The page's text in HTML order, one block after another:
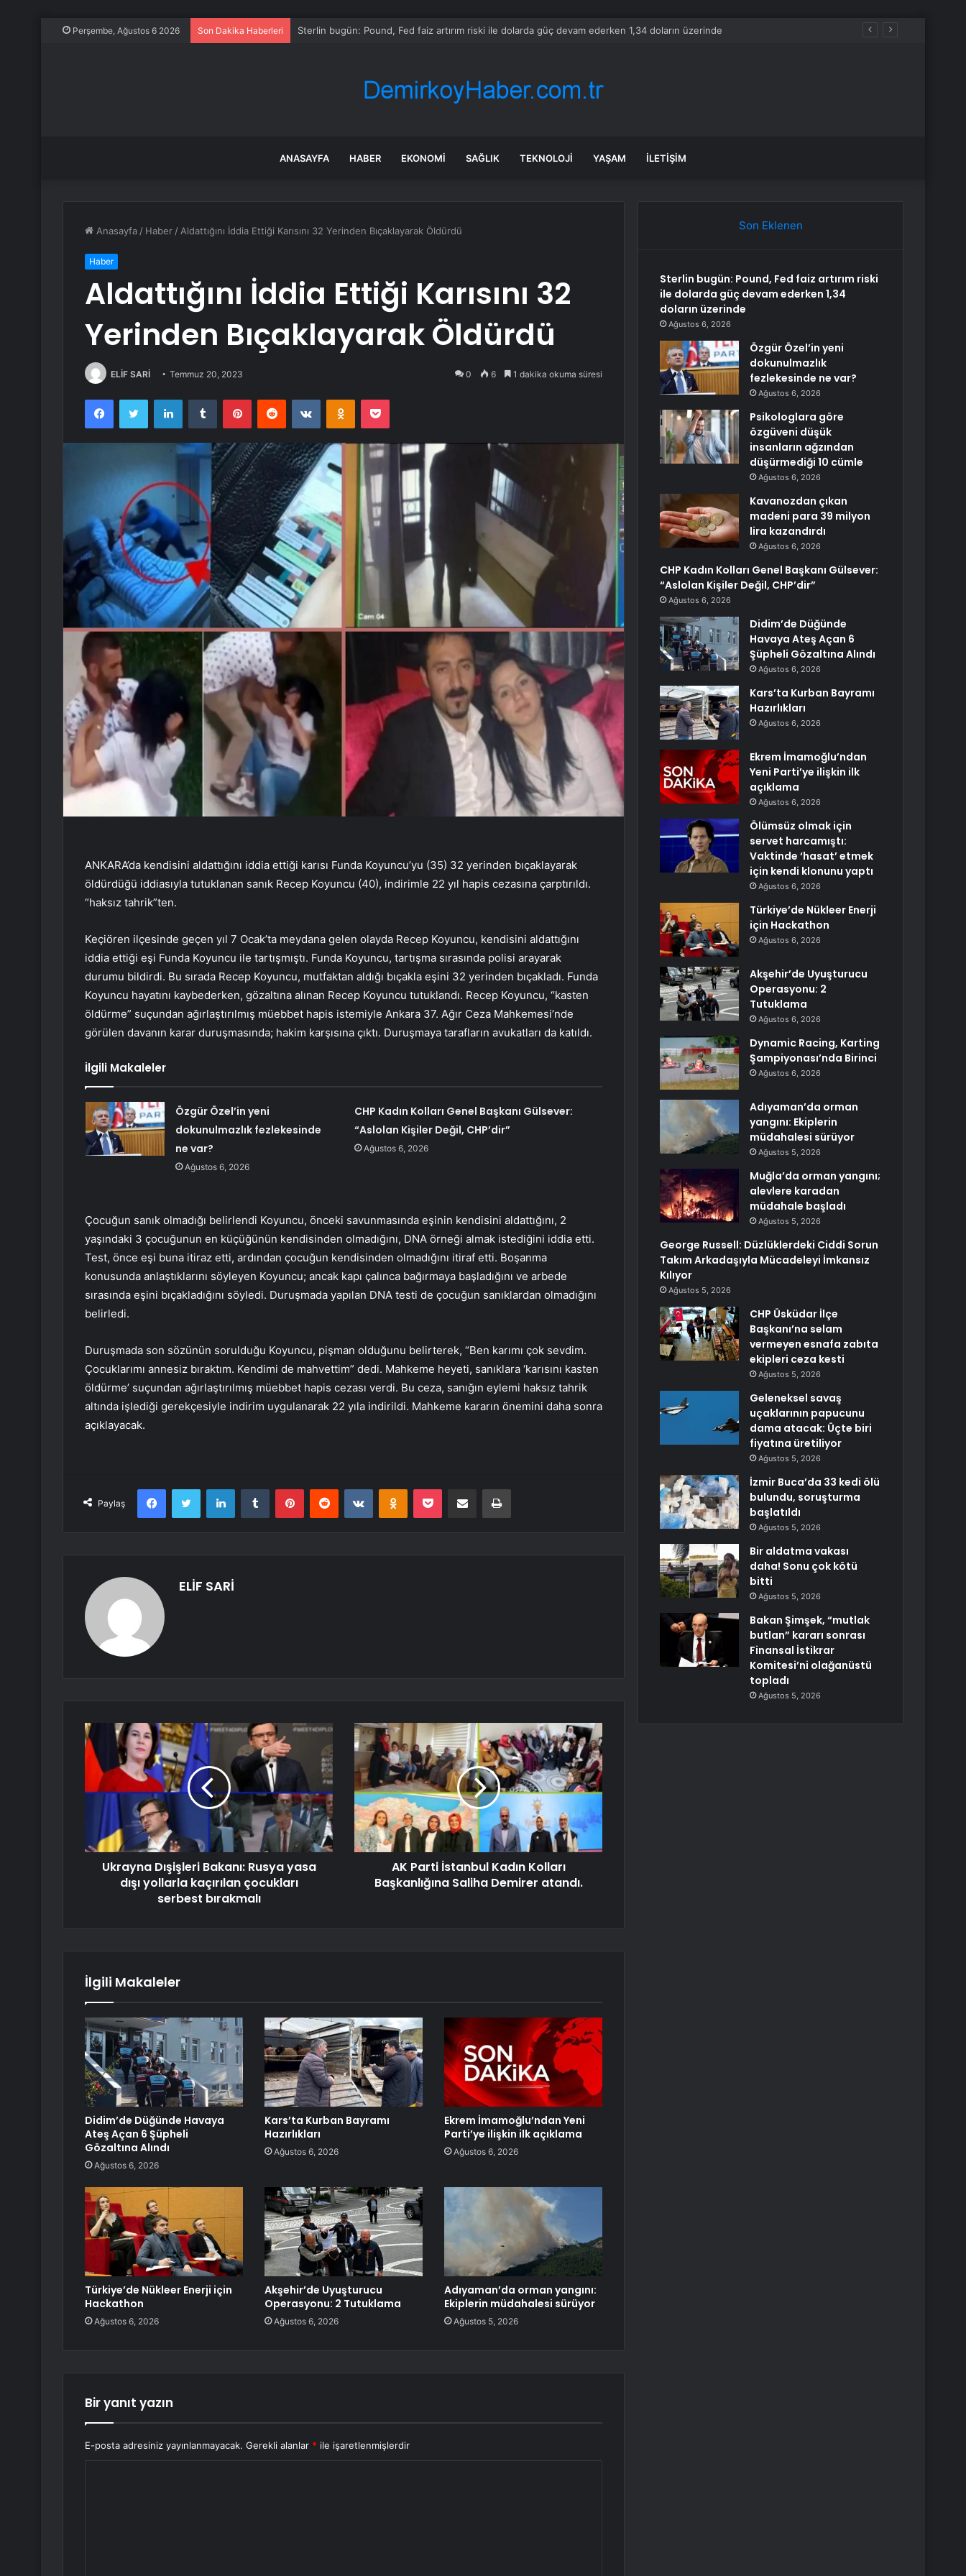
Perşembe, Ağustos 6 2026 Son Dakika Haberleri Özgür Özel’in yeni dokunulmazlık fezlekesinde ne var?
ANASAYFA HABER EKONOMI SAĞLIK TEKNOLOJI YAŞAM İLETIŞIM
Anasayfa / Haber / Aldattığını İddia Ettiği Karısını 32 Yerinden Bıçaklayarak Öldürdü
Haber
Aldattığını İddia Ettiği Karısını 32
Yerinden Bıçaklayarak Öldürdü
ELİF SARİ Temmuz 20, 2023 0 6 1 dakika okuma süresi
FacebookTwitter LinkedInTumblr PinterestReddit VKontakteOdnoklassniki
Pocket
ANKARA’da kendisini aldattığını iddia ettiği karısı Funda Koyuncu’yu (35) 32 yerinden bıçaklayarak
öldürdüğü iddiasıyla tutuklanan sanık Recep Koyuncu (40), indirimle 22 yıl hapis cezasına çarptırıldı.
“haksız tahrik”ten.
Keçiören ilçesinde geçen yıl 7 Ocak’ta meydana gelen olayda Recep Koyuncu, kendisini aldattığını
iddia ettiği eşi Funda Koyuncu ile tartışmıştı. Funda Koyuncu, tartışma sırasında polisi arayarak
durumu bildirdi. Bu sırada Recep Koyuncu, mutfaktan aldığı bıçakla eşini 32 yerinden bıçakladı. Funda
Koyuncu hayatını kaybederken, gözaltına alınan Recep Koyuncu tutuklandı. Recep Koyuncu, “kasten
öldürme” suçundan ağırlaştırılmış müebbet hapis istemiyle Ankara 37. Ağır Ceza Mahkemesi’nde
görülen davanın karar duruşmasında; hakim karşısına çıktı. Duruşmaya tarafların avukatları da katıldı.
İlgili Makaleler
Özgür Özel’in yeni
dokunulmazlık fezlekesinde
ne var?
Ağustos 6, 2026
CHP Kadın Kolları Genel Başkanı Gülsever:
“Aslolan Kişiler Değil, CHP’dir”
Ağustos 6, 2026
Çocuğun sanık olmadığı belirlendi Koyuncu, önceki savunmasında eşinin kendisini aldattığını, 2
yaşındaki 3 çocuğunun en küçüğünün kendisinden olmadığını, DNA örneği almak istediğini iddia etti.
Test, önce eşi buna itiraz etti, ardından çocuğun kendisinden olmadığını itiraf etti. Boşanma
konusunda anlaştıklarını söyleyen Koyuncu; ancak kapı çalınca bağırmaya başladığını ve arbede
sırasında eşini bıçakladığını söyledi. Duruşmada yapılan DNA testi de çocuğun sanıklardan olmadığını
belirledi.
Duruşmada son sözünün sorulduğu Koyuncu, pişman olduğunu belirterek, “Ben karımı çok sevdim.
Çocuklarımı annesiz bıraktım. Kendimi de mahvettim” dedi. Mahkeme heyeti, sanıklara ‘karısını kasten
öldürme’ suçundan ağırlaştırılmış müebbet hapis cezası verdi. Bu ceza, sanığın eylemi haksız tahrik
altında işlediği gerekçesiyle indirim uygulanarak 22 yıla indirildi. Mahkeme kararın önemini daha sonra
açıklayacak.
Paylaş
FacebookTwitter LinkedInTumblr PinterestReddit VKontakteOdnoklassniki
Pocket E-Posta ile paylaş Yazdır
ELİF SARİ
Ukrayna Dışişleri Bakanı: Rusya yasa
dışı yollarla kaçırılan çocukları
serbest bırakmalı
AK Parti İstanbul Kadın Kolları
Başkanlığına Saliha Demirer atandı.
İlgili Makaleler
Didim’de Düğünde Havaya
Ateş Açan 6 Şüpheli
Gözaltına Alındı
Ağustos 6, 2026
Kars’ta Kurban Bayramı
Hazırlıkları
Ağustos 6, 2026
Ekrem İmamoğlu’ndan Yeni
Parti’ye ilişkin ilk açıklama
Ağustos 6, 2026
Türkiye’de Nükleer Enerji için
Hackathon
Ağustos 6, 2026
Akşehir’de Uyuşturucu
Operasyonu: 2 Tutuklama
Ağustos 6, 2026
Adıyaman’da orman yangını:
Ekiplerin müdahalesi sürüyor
Ağustos 5, 2026
Bir yanıt yazın
E-posta adresiniz yayınlanmayacak. Gerekli alanlar * ile işaretlenmişlerdir
Son Eklenen
Sterlin bugün: Pound, Fed faiz artırım riski
ile dolarda güç devam ederken 1,34
doların üzerinde
Ağustos 6, 2026
Özgür Özel’in yeni
dokunulmazlık
fezlekesinde ne var?
Ağustos 6, 2026
Psikologlara göre
özgüveni düşük
insanların ağzından
düşürmediği 10 cümle
Ağustos 6, 2026
Kavanozdan çıkan
madeni para 39 milyon
lira kazandırdı
Ağustos 6, 2026
CHP Kadın Kolları Genel Başkanı Gülsever:
“Aslolan Kişiler Değil, CHP’dir”
Ağustos 6, 2026
Didim’de Düğünde
Havaya Ateş Açan 6
Şüpheli Gözaltına Alındı
Ağustos 6, 2026
Kars’ta Kurban Bayramı
Hazırlıkları
Ağustos 6, 2026
Ekrem İmamoğlu’ndan
Yeni Parti’ye ilişkin ilk
açıklama
Ağustos 6, 2026
Ölümsüz olmak için
servet harcamıştı:
Vaktinde ‘hasat’ etmek
için kendi klonunu yaptı
Ağustos 6, 2026
Türkiye’de Nükleer Enerji
için Hackathon
Ağustos 6, 2026
Akşehir’de Uyuşturucu
Operasyonu: 2
Tutuklama
Ağustos 6, 2026
Dynamic Racing, Karting
Şampiyonası’nda Birinci
Ağustos 6, 2026
Adıyaman’da orman
yangını: Ekiplerin
müdahalesi sürüyor
Ağustos 5, 2026
Muğla’da orman yangını;
alevlere karadan
müdahale başladı
Ağustos 5, 2026
George Russell: Düzlüklerdeki Ciddi Sorun
Takım Arkadaşıyla Mücadeleyi İmkansız
Kılıyor
Ağustos 5, 2026
CHP Üsküdar İlçe
Başkanı’na selam
vermeyen esnafa zabıta
ekipleri ceza kesti
Ağustos 5, 2026
Geleneksel savaş
uçaklarının papucunu
dama atacak: Üçte biri
fiyatına üretiliyor
Ağustos 5, 2026
İzmir Buca’da 33 kedi ölü
bulundu, soruşturma
başlatıldı
Ağustos 5, 2026
Bir aldatma vakası
daha! Sonu çok kötü
bitti
Ağustos 5, 2026
Bakan Şimşek, “mutlak
butlan” kararı sonrası
Finansal İstikrar
Komitesi’ni olağanüstü
topladı
Ağustos 5, 2026